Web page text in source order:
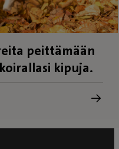
peittämään
kipuja.